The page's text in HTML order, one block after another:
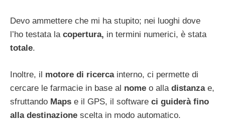
Devo ammettere che mi ha stupito; nei luoghi dove
l’ho testata la copertura, in termini numerici, è stata
totale.
Inoltre, il motore di ricercainterno, ci permette di
cercare le farmacie in base al nome o alla distanzae,
sfruttando Maps e il GPS, il software ci guiderà fino
alla destinazione scelta in modo automatico.